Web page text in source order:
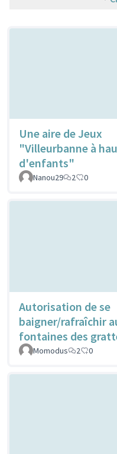
Une aire de Jeux
"Villeurbanne à
d'enfants"
Nanou29 2 0
Autorisation de se
baigner/rafraîchir
fontaines des
Momodus 2 0